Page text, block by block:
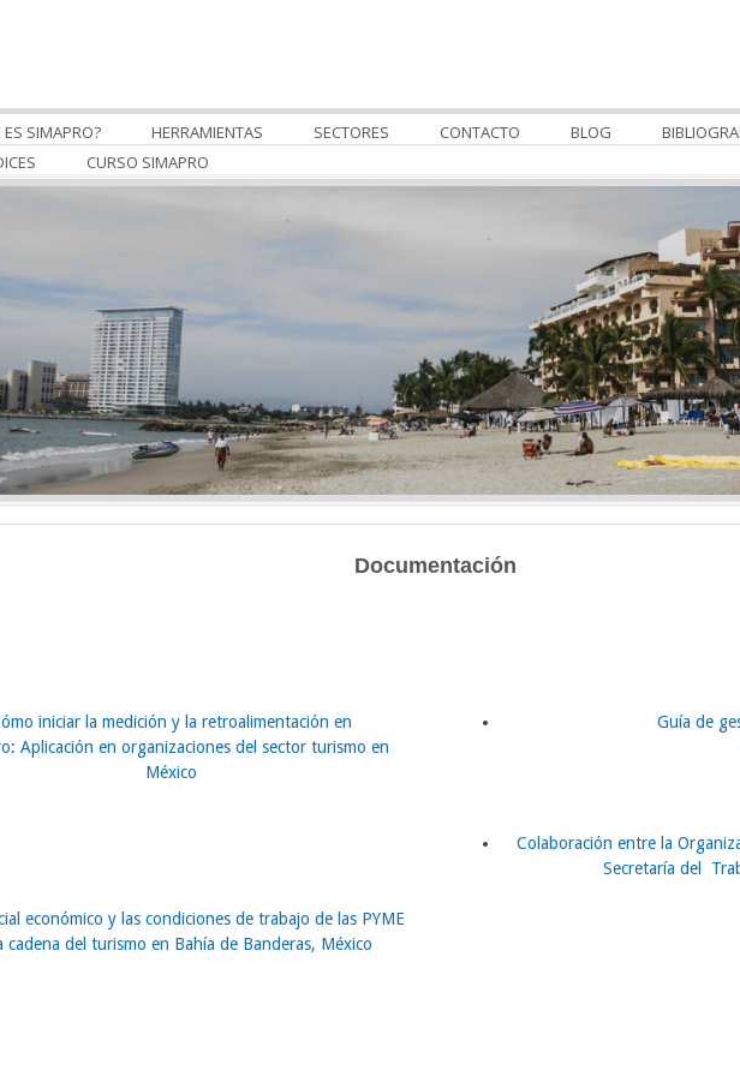
ES SIMAPRO? HERRAMIENTAS SECTORES CONTACTO BLOG
CURSO SIMAPRO
Documentación
iniciar la medición y la retroalimentación en
Aplicación en organizaciones del sector turismo en
México
económico y las condiciones de trabajo de las PYME
cadena del turismo en Bahía de Banderas, México
Guía de
Colaboración entre la
Secretaría del